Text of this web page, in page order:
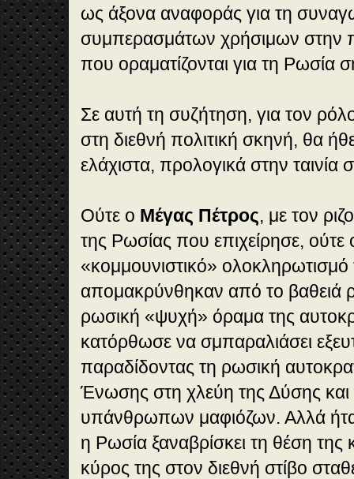
ως άξονα αναφοράς για τη
συμπερασμάτων χρήσιμων στην
που οραματίζονται για τη Ρωσία
Σε αυτή τη συζήτηση, για τον
στη διεθνή πολιτική σκηνή, θα
ελάχιστα, προλογικά στην ταινία
Ούτε ο Μέγας Πέτρος, με τον
της Ρωσίας που επιχείρησε, ούτε
«κομμουνιστικό»
απομακρύνθηκαν από το βαθειά
ρωσική «ψυχή» όραμα της
κατόρθωσε να σμπαραλιάσει
παραδίδοντας τη ρωσική
Ένωσης στη χλεύη της Δύσης και
υπάνθρωπων μαφιόζων. Αλλά
η Ρωσία ξαναβρίσκει τη θέση της
κύρος της στον διεθνή στίβο